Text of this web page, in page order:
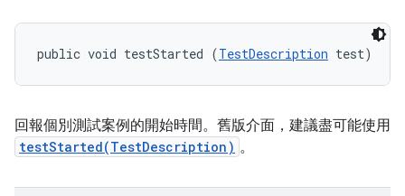
public void testStarted (TestDescription test)
回報個別測試案例的開始時間。舊版介面，建議盡可能使用
testStarted(TestDescription) 。